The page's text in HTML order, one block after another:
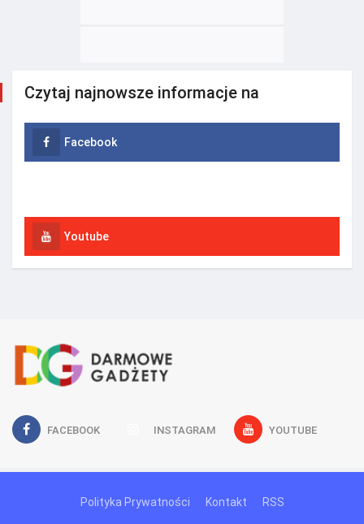
Czytaj najnowsze informacje na
Facebook
Youtube
FACEBOOK INSTAGRAM YOUTUBE
Polityka Prywatności Kontakt RSS